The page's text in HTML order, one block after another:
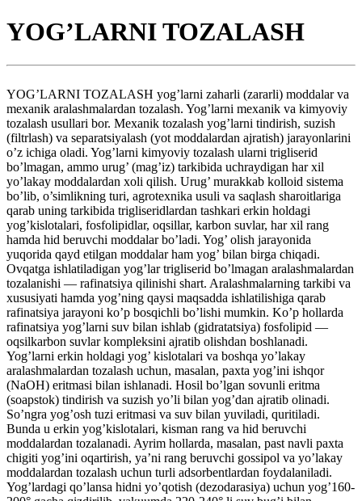
YOG’LARNI TOZALASH
YOG’LARNI TOZALASH yog’larni zaharli (zararli) moddalar va
mexanik aralashmalardan tozalash. Yog’larni mexanik va kimyoviy
tozalash usullari bor. Mexanik tozalash yog’larni tindirish, suzish
(filtrlash) va separatsiyalash (yot moddalardan ajratish) jarayonlarini
o’z ichiga oladi. Yog’larni kimyoviy tozalash ularni trigliserid
bo’lmagan, ammo urug’ (mag’iz) tarkibida uchraydigan har xil
yo’lakay moddalardan xoli qilish. Urug’ murakkab kolloid sistema
bo’lib, o’simlikning turi, agrotexnika usuli va saqlash sharoitlariga
qarab uning tarkibida trigliseridlardan tashkari erkin holdagi
yog’kislotalari, fosfolipidlar, oqsillar, karbon suvlar, har xil rang
hamda hid beruvchi moddalar bo’ladi. Yog’ olish jarayonida
yuqorida qayd etilgan moddalar ham yog’ bilan birga chiqadi.
Ovqatga ishlatiladigan yog’lar trigliserid bo’lmagan aralashmalardan
tozalanishi — rafinatsiya qilinishi shart. Aralashmalarning tarkibi va
xususiyati hamda yog’ning qaysi maqsadda ishlatilishiga qarab
rafinatsiya jarayoni ko’p bosqichli bo’lishi mumkin. Ko’p hollarda
rafinatsiya yog’larni suv bilan ishlab (gidratatsiya) fosfolipid —
oqsilkarbon suvlar kompleksini ajratib olishdan boshlanadi.
Yog’larni erkin holdagi yog’ kislotalari va boshqa yo’lakay
aralashmalardan tozalash uchun, masalan, paxta yog’ini ishqor
(NaOH) eritmasi bilan ishlanadi. Hosil bo’lgan sovunli eritma
(soapstok) tindirish va suzish yo’li bilan yog’dan ajratib olinadi.
So’ngra yog’osh tuzi eritmasi va suv bilan yuviladi, quritiladi.
Bunda u erkin yog’kislotalari, kisman rang va hid beruvchi
moddalardan tozalanadi. Ayrim hollarda, masalan, past navli paxta
chigiti yog’ini oqartirish, ya’ni rang beruvchi gossipol va yo’lakay
moddalardan tozalash uchun turli adsorbentlardan foydalaniladi.
Yog’lardagi qo’lansa hidni yo’qotish (dezodarasiya) uchun yog’160-